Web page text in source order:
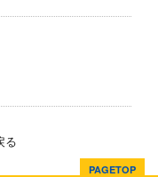
る
PAGETOP